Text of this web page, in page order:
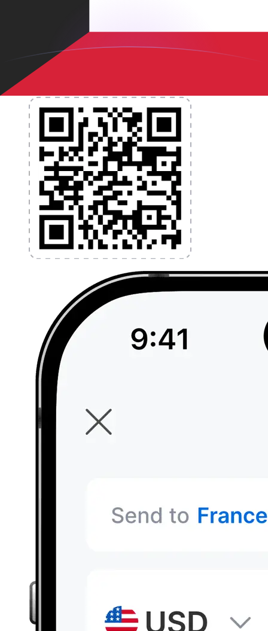
l'argent à l'étranger sans frais cachés. Téléchargez
l'application dès aujourd'hui !